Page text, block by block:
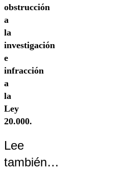
obstrucción
a
la
investigación
e
infracción
a
la
Ley
20.000.
Lee
también…